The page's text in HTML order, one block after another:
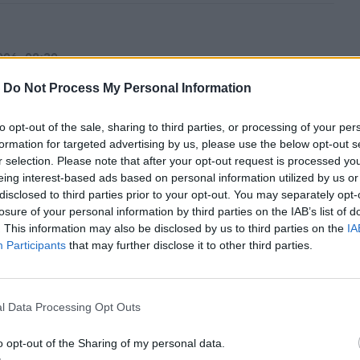
Do Not Process My Personal Information
opt-out of the sale, sharing to third parties, or processing of your
for targeted advertising by us, please use the below opt-out
selection. Please note that after your opt-out request is processed
interest-based ads based on personal information utilized by us
to third parties prior to your opt-out. You may separately
of your personal information by third parties on the IAB’s list of
This information may also be disclosed by us to third parties on the
Participants that may further disclose it to other third parties.
Data Processing Opt Outs
opt-out of the Sharing of my personal data.
08:32
nie doznała zwykłego złamania.
8 lutego po zaledwie 13 sekundach Lindsey Vonn popełniła
który zakończył się dla niej poważnym upadkiem.
trafiła najpierw do szpitala olimpijskiego, ale później
ją do specjalistycznej placówki. Włoskie media informują,
stanie.
17:01
największą primadonną IO w
Holendrzy mają jej dość